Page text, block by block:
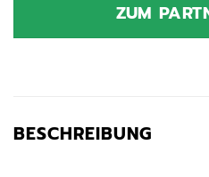
ZUM
BESCHREIBUNG